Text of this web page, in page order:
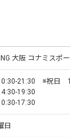
大阪 コナミスポ
21:30　※祝日　
19:30
17:30
日